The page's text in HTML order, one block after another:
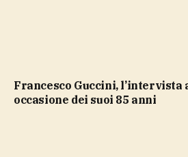
Francesco Guccini, l’intervista a Marco Carrara in
occasione dei suoi 85 anni